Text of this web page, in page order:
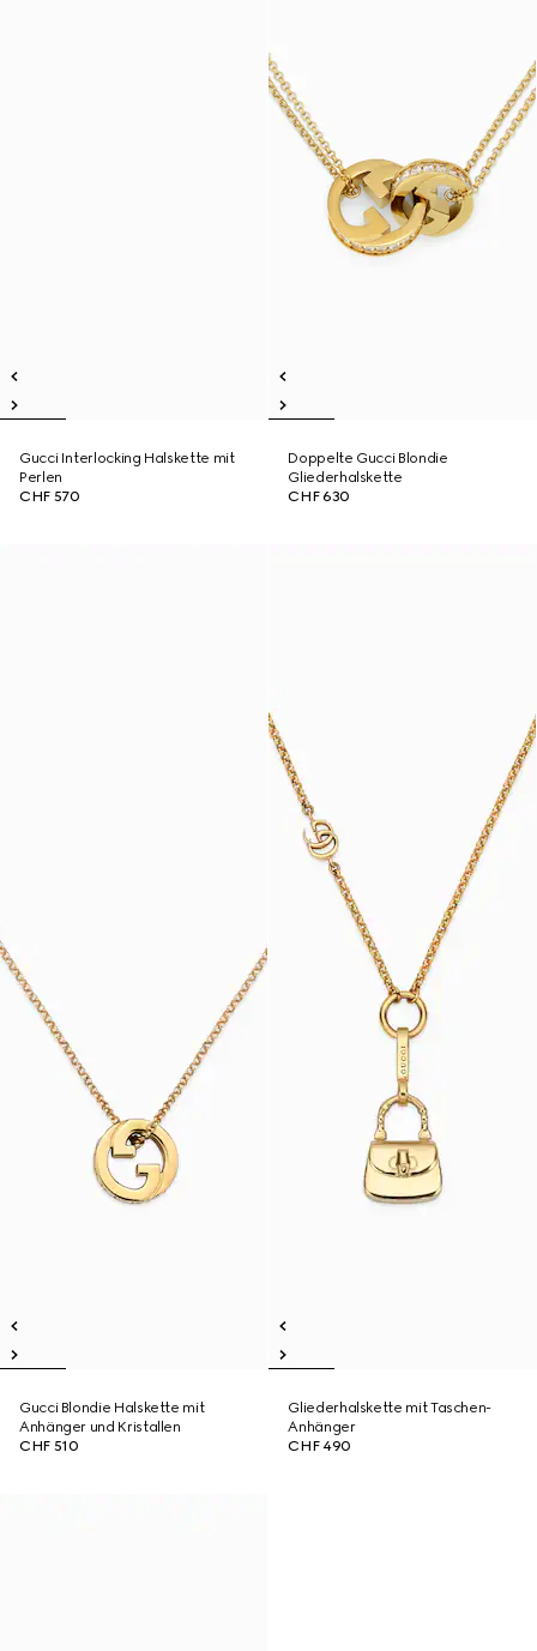
Gucci Interlocking Halskette mit
Perlen
CHF 570
Doppelte Gucci Blondie
Gliederhalskette
CHF 630
Gucci Blondie Halskette mit
Anhänger und Kristallen
CHF 510
Gliederhalskette mit Taschen-
Anhänger
CHF 490